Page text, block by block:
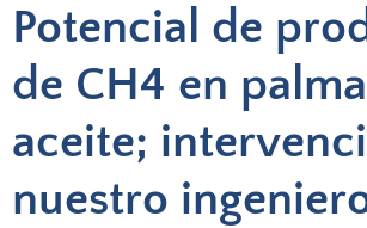
Potencial de
de CH4 en
aceite;
nuestro